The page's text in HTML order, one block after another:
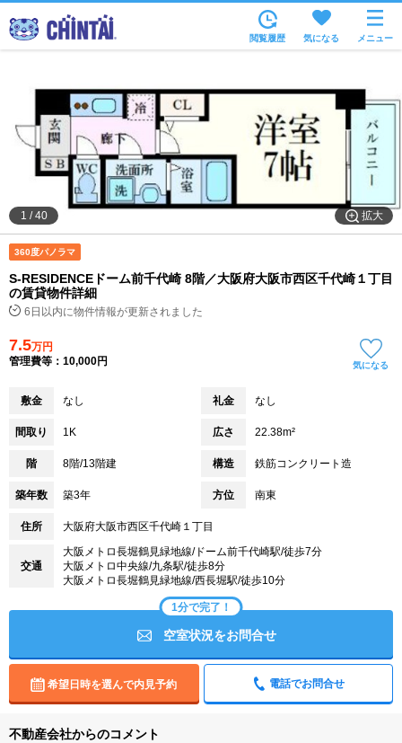
住所から
家賃相場から
通勤通学時間から
物件特集から
閲覧履歴 気になる メニュー
拡大
1 /40
360度パノラマ
S-RESIDENCEドーム前千代崎 8階／大阪府大阪市西区千代崎１丁目
の賃貸物件詳細
6日以内に物件情報が更新されました
7.5万円
管理費等：10,000円
気になる
敷金 なし 礼金 なし
間取り 1K 広さ 22.38m²
階 8階/13階建 構造 鉄筋コンクリート造
築年数 築3年 方位 南東
住所 大阪府大阪市西区千代崎１丁目
交通
大阪メトロ長堀鶴見緑地線/ドーム前千代崎駅/徒歩7分
大阪メトロ中央線/九条駅/徒歩8分
大阪メトロ長堀鶴見緑地線/西長堀駅/徒歩10分
1分で完了！
空室状況をお問合せ
希望日時を選んで内見予約 電話でお問合せ
不動産会社からのコメント